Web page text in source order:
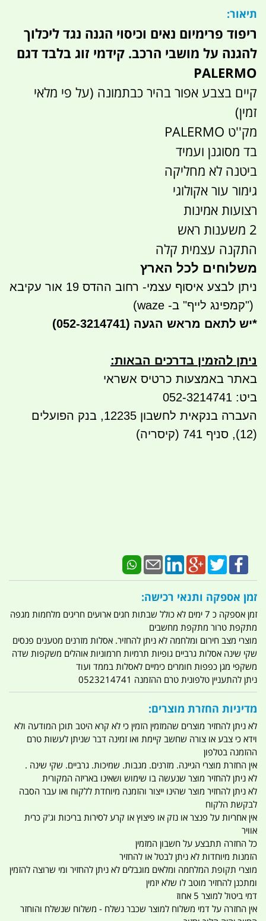
תיאור:
ריפוד פרימיום נאים וכיסוי הגנה נגד ליכלוך
להגנה על מושבי הרכב. קידמי זוג בלבד דגם
PALERMO
קיים בצבע אפור בהיר כבתמונה (על פי מלאי
זמין)
מק''ט PALERMO
בד מסוגנן ועמיד
ביטנה לא מחליקה
גימור עור אקולוגי
רצועות אמינות
2 משענות ראש
התקנה עצמית קלה
משלוחים לכל הארץ
ניתן לבצע איסוף עצמי- רחוב ההדס 19 אור עקיבא
")קמפינג לייף" ב- waze)
*יש לתאם מראש הגעה (052-3214741)
ניתן להזמין בדרכים הבאות:
באתר באמצעות כרטיס אשראי
ביט: 052-3214741
העברה בנקאית לחשבון 12235, בנק הפועלים
(12), סניף 741 (קיסריה)
זמן אספקה ותנאי רכישה:
זמן אספקה כ 7 ימים לא כולל שבתות חגים ארועים חריגים מלחמות מגפה
מתקפת טרור מתקפת מחשבים
מוצרי מצב חירום ומלחמה לא ניתן להחזיר. אסלות מזרנים מטענים פנסים
שקי שינה אסלות גרביים גופיות תרמיות חרמוניות אוהלים משקפות שדה
משקפי מגן כפפות חומרים כימיים לאסלות בממד ועוד
ניתן להתעניין טלפונית טרם ההזמנה 0523214741
מדיניות החזרת מוצרים:
לא ניתן להחזיר מוצרים שהמזמין הזמין כי לא קרא היטב תוכן המודעה ולא
וידא כי צבע או צורה שחשב קיימת ואו זמינה דבר שניתן לעשות טרם
ההזמנה בטלפון
אין החזרת מוצרי הגיינה. מזרנים. מגבות. שמיכות. גרביים. שקי שינה .
לא ניתן להחזיר מוצר שנעשה בו שימוש ושאינו באריזה המקורית
לא ניתן להחזיר מוצר שהינו ייצור והזמנה מיוחדת ללקוח ואו עבר הסבה
לבקשת הלקוח
אין אחריות על פנצר או נזק או פיצוץ או קרע לסירות בריכות וג'ק כרית
אוויר
כל החזרה תתבצע על חשבון המזמין
הזמנות מיוחדות לא ניתן לבטל או להחזיר
מוצרי תקופת המלחמה ומלאים מוגבלים לא ניתן להחזיר ומי שרוצה להזמין
ומתכנן להחזיר מוטב לו שלא יזמין
דמי ביטול למוצר 5 אחוז
אין החזרה על דמי משלוח למוצר שכבר נשלח - משלוח שנשלח והוחזר